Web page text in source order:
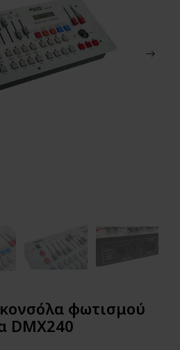
φωτισμού
DMX240